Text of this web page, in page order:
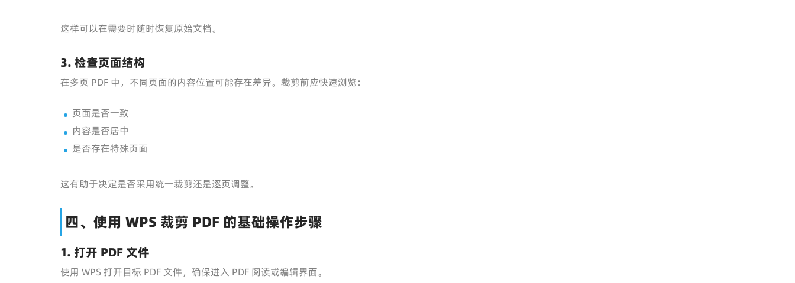
这样可以在需要时随时恢复原始文档。
3. 检查页面结构
在多页 PDF 中，不同页面的内容位置可能存在差异。裁剪前应快速浏览：
页面是否一致
内容是否居中
是否存在特殊页面
这有助于决定是否采用统一裁剪还是逐页调整。
四、使用 WPS 裁剪 PDF 的基础操作步骤
1. 打开 PDF 文件
使用 WPS 打开目标 PDF 文件，确保进入 PDF 阅读或编辑界面。